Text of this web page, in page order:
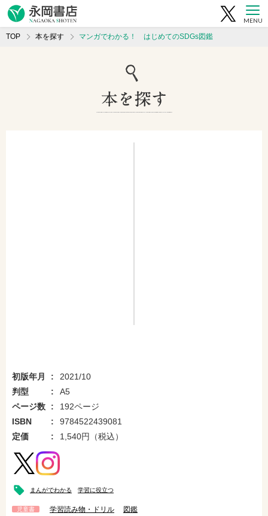
MENU
TOP 本を探す マンガでわかる！ はじめてのSDGs図鑑
初版年月
2021/10
判型
A5
ページ数
192ページ
ISBN
9784522439081
定価
1,540円（税込）
まんがでわかる 学習に役立つ
児童書 学習読み物・ドリル 図鑑